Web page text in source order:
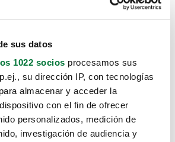
sus datos
1022 socios procesamos sus
su dirección IP, con tecnologías
almacenar y acceder la
con el fin de ofrecer
personalizados, medición de
investigación de audiencia y
no sabemos como
hasta aquí.